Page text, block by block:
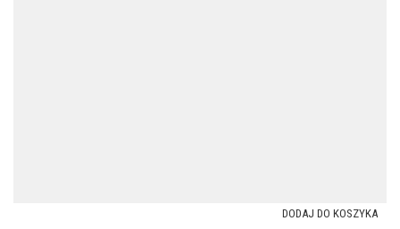
DODAJ DO KOSZYKA